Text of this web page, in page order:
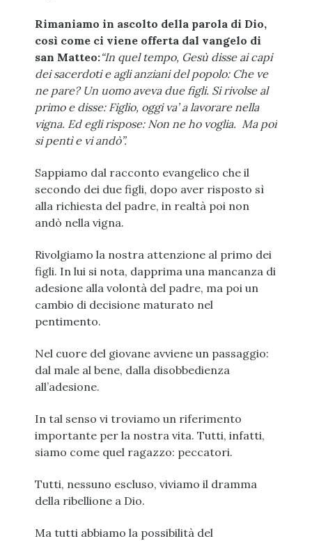
Rimaniamo in ascolto della parola di Dio,
così come ci viene offerta dal vangelo di
san Matteo:“In quel tempo, Gesù disse ai capi
dei sacerdoti e agli anziani del popolo: Che ve
ne pare? Un uomo aveva due figli. Si rivolse al
primo e disse: Figlio, oggi va’ a lavorare nella
vigna. Ed egli rispose: Non ne ho voglia. Ma poi
si pentì e vi andò”.
Sappiamo dal racconto evangelico che il
secondo dei due figli, dopo aver risposto sì
alla richiesta del padre, in realtà poi non
andò nella vigna.
Rivolgiamo la nostra attenzione al primo dei
figli. In lui si nota, dapprima una mancanza di
adesione alla volontà del padre, ma poi un
cambio di decisione maturato nel
pentimento.
Nel cuore del giovane avviene un passaggio:
dal male al bene, dalla disobbedienza
all’adesione.
In tal senso vi troviamo un riferimento
importante per la nostra vita. Tutti, infatti,
siamo come quel ragazzo: peccatori.
Tutti, nessuno escluso, viviamo il dramma
della ribellione a Dio.
Ma tutti abbiamo la possibilità del